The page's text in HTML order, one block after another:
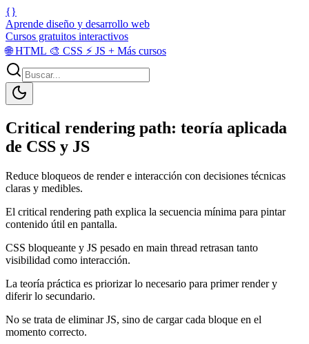
{}
Aprende diseño y desarrollo web
Cursos gratuitos interactivos
🌐HTML 🎨 CSS ⚡ JS + Más cursos
Critical rendering path: teoría aplicada
de CSS y JS
Reduce bloqueos de render e interacción con decisiones técnicas
claras y medibles.
El critical rendering path explica la secuencia mínima para pintar
contenido útil en pantalla.
CSS bloqueante y JS pesado en main thread retrasan tanto
visibilidad como interacción.
La teoría práctica es priorizar lo necesario para primer render y
diferir lo secundario.
No se trata de eliminar JS, sino de cargar cada bloque en el
momento correcto.